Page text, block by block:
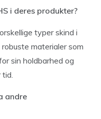
i deres produkter?
typer skind i
materialer som
sin holdbarhed og
andre